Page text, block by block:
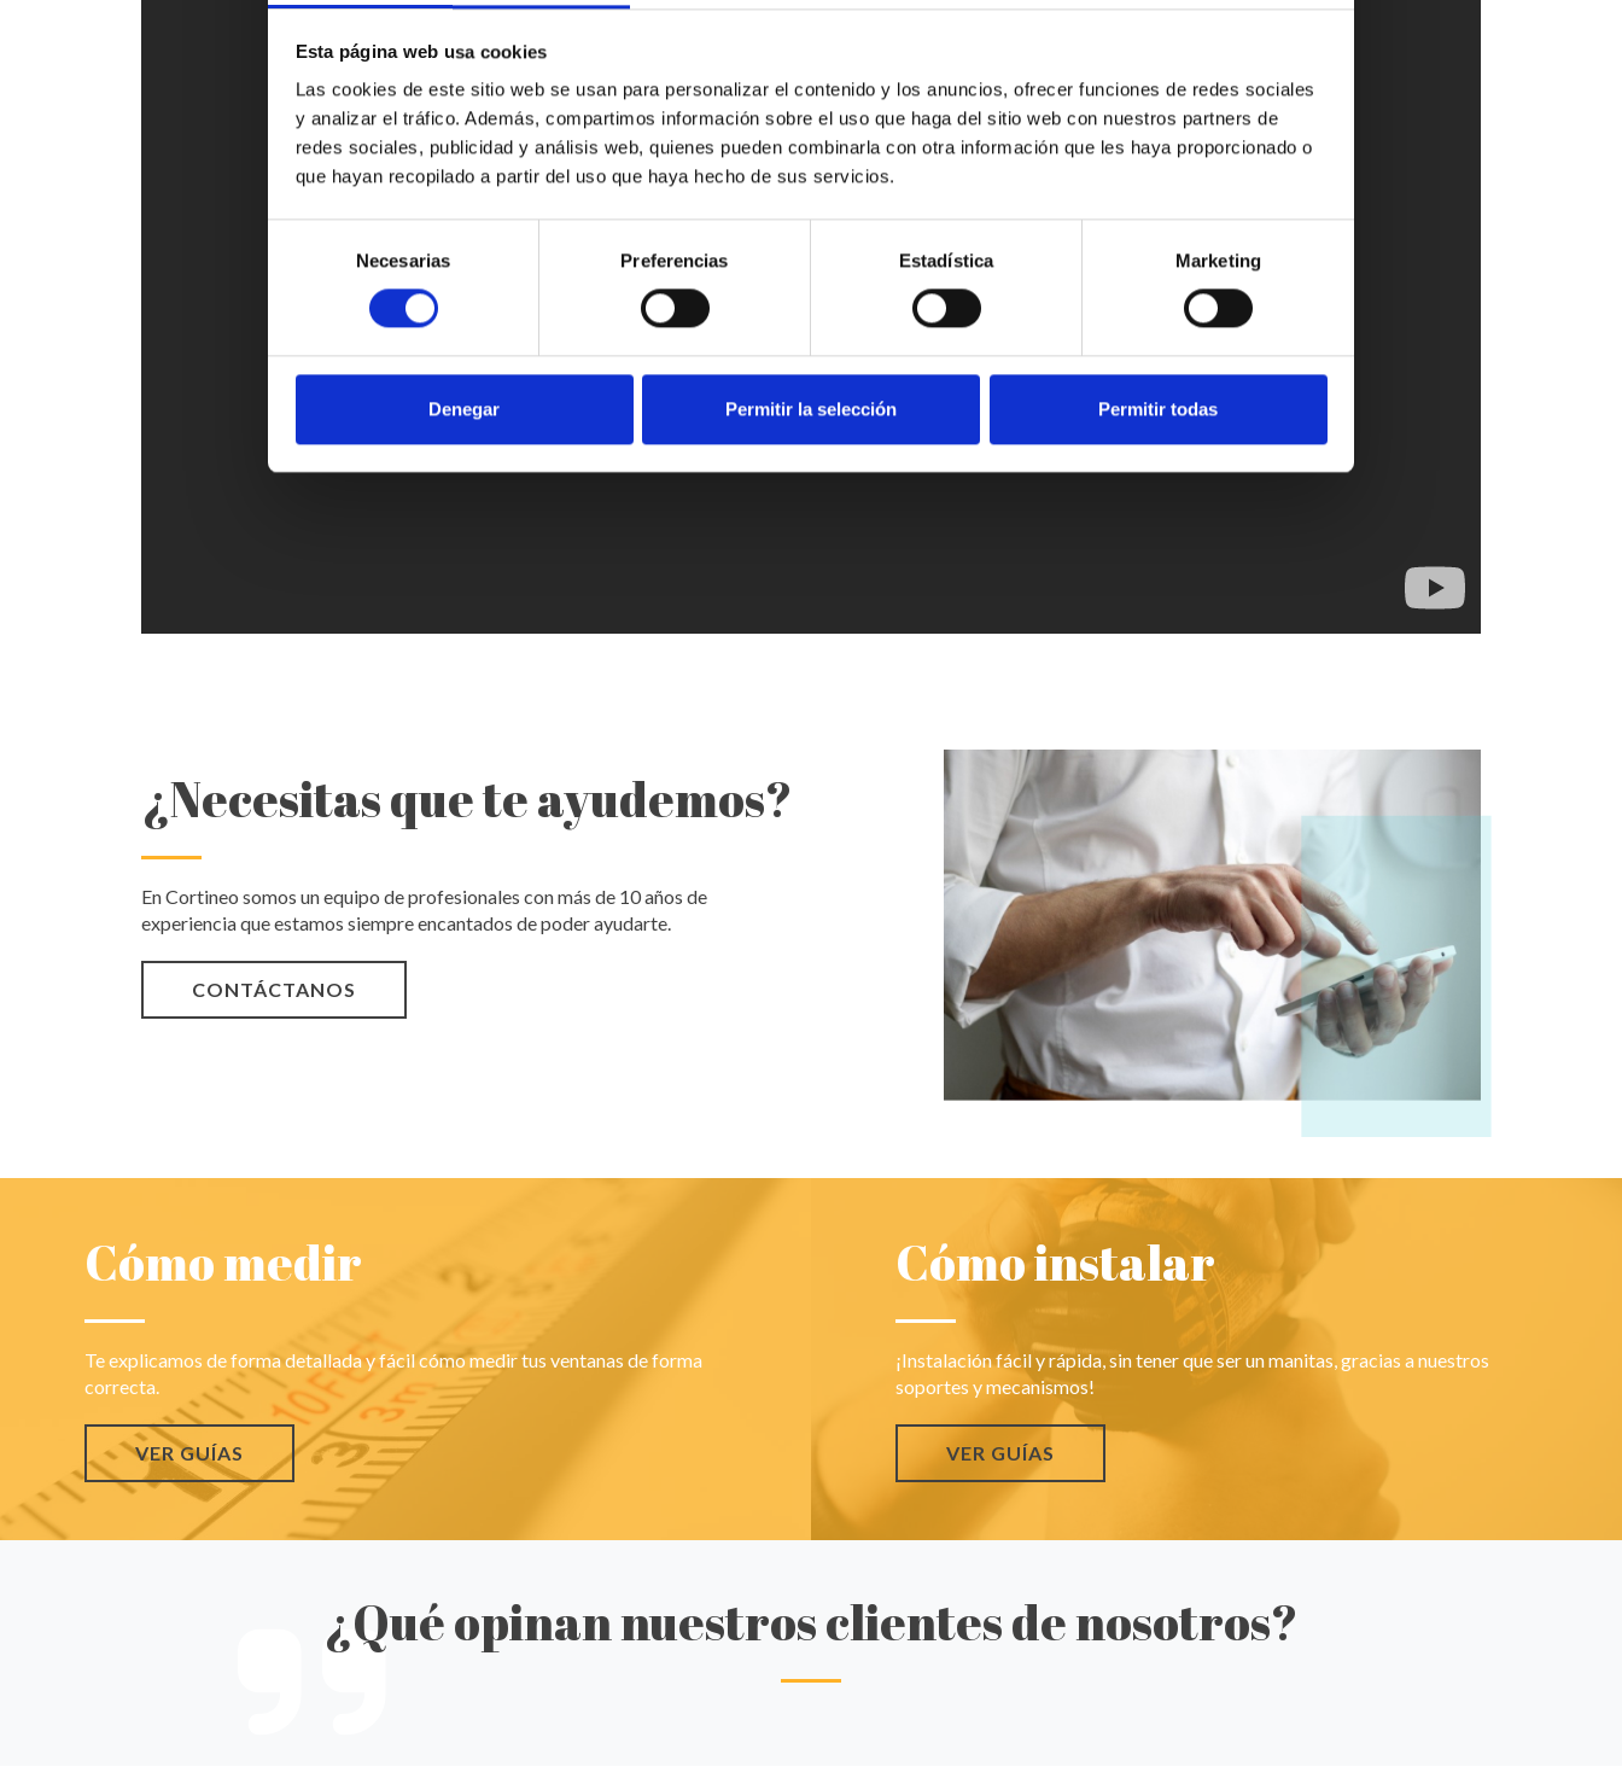
Esta página web usa cookies
Las cookies de este sitio web se usan para personalizar el contenido y los anuncios, ofrecer funciones de redes sociales
y analizar el tráfico. Además, compartimos información sobre el uso que haga del sitio web con nuestros partners de
redes sociales, publicidad y análisis web, quienes pueden combinarla con otra información que les haya proporcionado o
que hayan recopilado a partir del uso que haya hecho de sus servicios.
consentimiento
Necesarias Preferencias Estadística Marketing
Denegar Permitir la selección Permitir todas
¿Necesitas que te ayudemos?
En Cortineo somos un equipo de profesionales con más de 10 años de
experiencia que estamos siempre encantados de poder ayudarte.
CONTÁCTANOS
Cómo medir
Te explicamos de forma detallada y fácil cómo medir tus ventanas de forma
correcta.
VER GUÍAS
Cómo instalar
¡Instalación fácil y rápida, sin tener que ser un manitas, gracias a nuestros
soportes y mecanismos!
VER GUÍAS
¿Qué opinan nuestros clientes de nosotros?